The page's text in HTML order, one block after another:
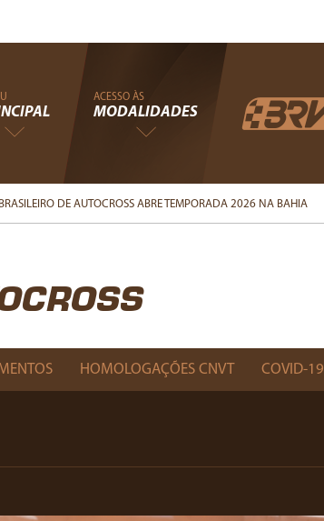
ACESSO ÀS
MODALIDADES
DE AUTOCROSS ABRE TEMPORADA 2026 NA BAHIA
HOMOLOGAÇÕES CNVT COVID-19